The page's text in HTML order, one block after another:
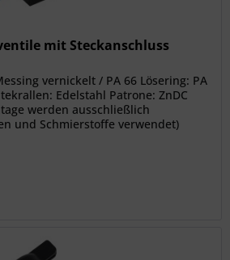
mit Steckanschluss
vernickelt / PA 66 Lösering: PA
Edelstahl Patrone: ZnDC
werden ausschließlich
und Schmierstoffe verwendet)